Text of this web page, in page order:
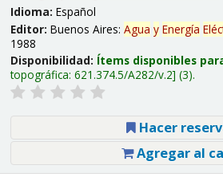
Idioma: Español
Editor: Buenos Aires: Agua y Energía
1988
Disponibilidad: Ítems disponibles
topográfica: 621.374.5/A282/v.2 (3).
Hacer
Agregar al